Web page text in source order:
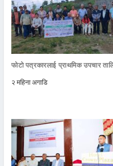
फोटो पत्रकारलाई प्राथमिक उपचार
२ महिना अगाडि